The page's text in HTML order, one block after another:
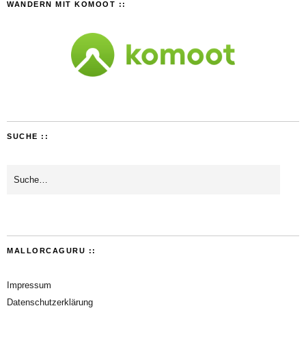
WANDERN MIT KOMOOT ::
SUCHE ::
MALLORCAGURU ::
Impressum
Datenschutzerklärung